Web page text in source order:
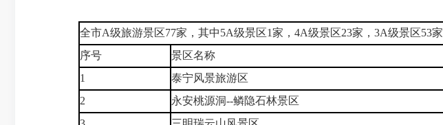
全市A级旅游景区77家，其中5A级景区1家，4A级景区23家，3A级景区53家
序号
景区名称
1
泰宁风景旅游区
2
永安桃源洞--鳞隐石林景区